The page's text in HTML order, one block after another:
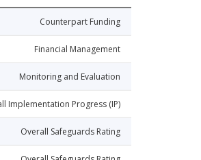
Counterpart Funding
Financial Management
Monitoring and Evaluation
Implementation Progress (IP)
Overall Safeguards Rating